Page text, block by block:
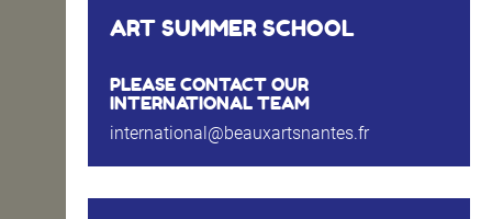
ART SUMMER SCHOOL
PLEASE CONTACT OUR
INTERNATIONAL TEAM
international@beauxartsnantes.fr